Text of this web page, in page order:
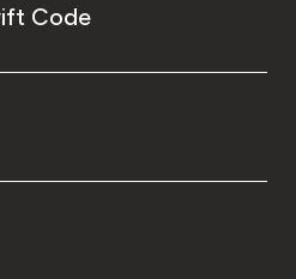
Code